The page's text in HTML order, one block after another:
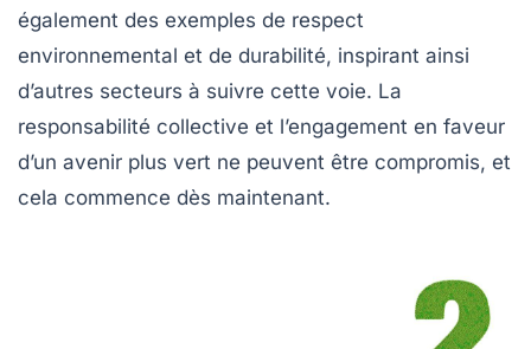
également des exemples de respect
environnemental et de durabilité, inspirant ainsi
d’autres secteurs à suivre cette voie. La
responsabilité collective et l’engagement en faveur
d’un avenir plus vert ne peuvent être compromis, et
cela commence dès maintenant.